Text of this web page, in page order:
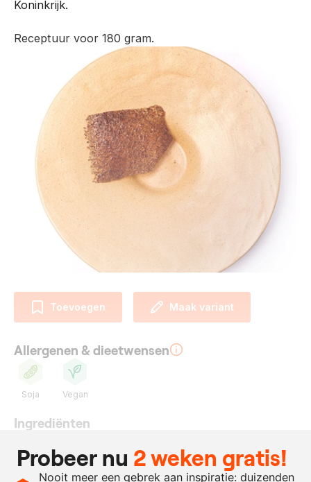
Koninkrijk.
Receptuur voor 180 gram.
Toevoegen Maak variant
Allergenen & dieetwensen
Soja Vegan
Ingrediënten
250
gram
glucose
Probeer nu 2 weken gratis!
Nooit meer een gebrek aan inspiratie: duizenden